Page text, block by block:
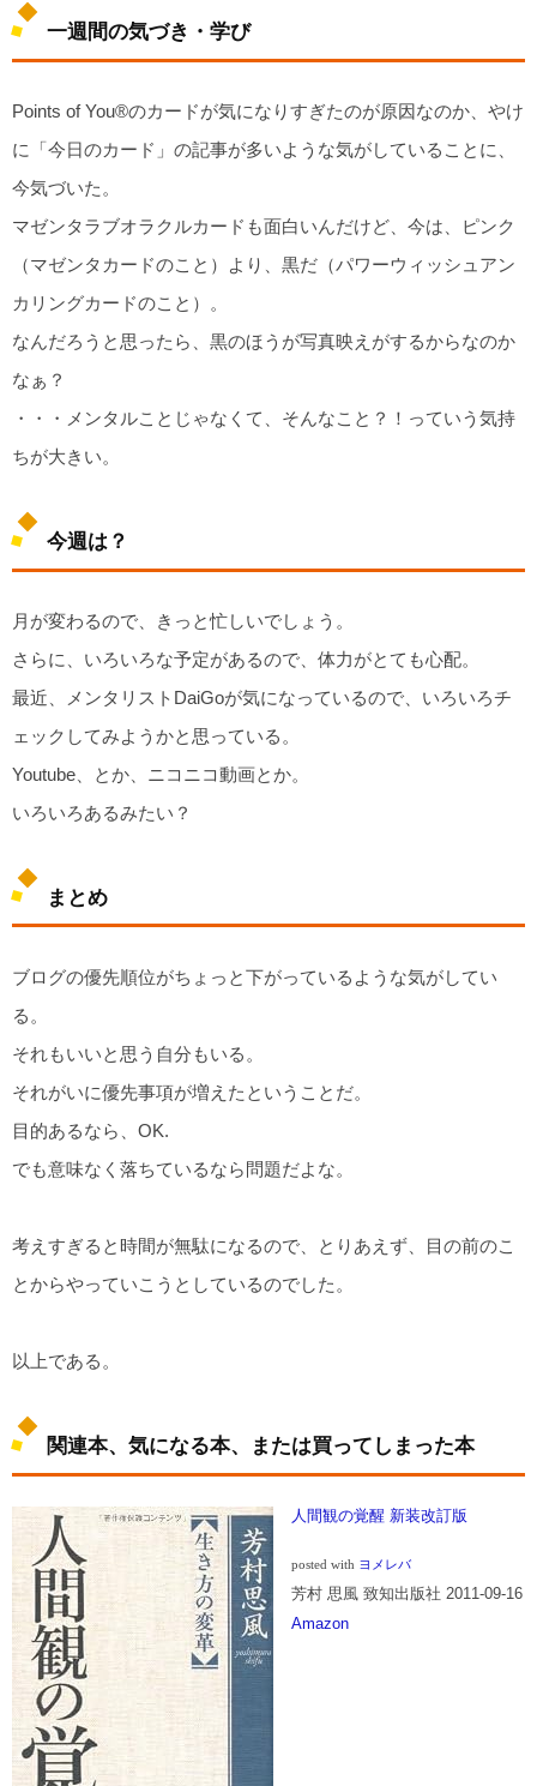
一週間の気づき・学び
Points of You®︎のカードが気になりすぎたのが原因なのか、やけ
に「今日のカード」の記事が多いような気がしていることに、
今気づいた。
マゼンタラブオラクルカードも面白いんだけど、今は、ピンク
（マゼンタカードのこと）より、黒だ（パワーウィッシュアン
カリングカードのこと）。
なんだろうと思ったら、黒のほうが写真映えがするからなのか
なぁ？
・・・メンタルことじゃなくて、そんなこと？！っていう気持
ちが大きい。
今週は？
月が変わるので、きっと忙しいでしょう。
さらに、いろいろな予定があるので、体力がとても心配。
最近、メンタリストDaiGoが気になっているので、いろいろチ
ェックしてみようかと思っている。
Youtube、とか、ニコニコ動画とか。
いろいろあるみたい？
まとめ
ブログの優先順位がちょっと下がっているような気がしてい
る。
それもいいと思う自分もいる。
それがいに優先事項が増えたということだ。
目的あるなら、OK.
でも意味なく落ちているなら問題だよな。
考えすぎると時間が無駄になるので、とりあえず、目の前のこ
とからやっていこうとしているのでした。
以上である。
関連本、気になる本、または買ってしまった本
人間観の覚醒 新装改訂版
posted with ヨメレバ
芳村 思風 致知出版社 2011-09-16
Amazon